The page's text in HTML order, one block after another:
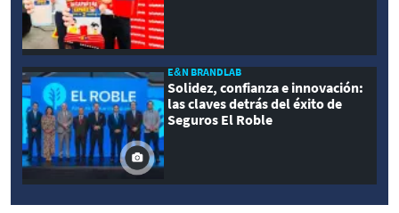
E&N BRANDLAB
Solidez, confianza e innovación:
las claves detrás del éxito de
Seguros El Roble